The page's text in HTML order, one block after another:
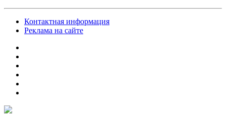
Контактная информация
Реклама на сайте